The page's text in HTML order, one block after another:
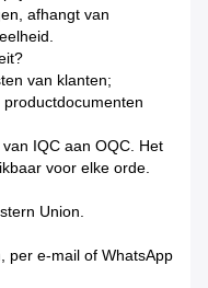
afhangt van
van klanten;
IQC aan OQC. Het
voor elke orde.
Union.
per e-mail of WhatsApp